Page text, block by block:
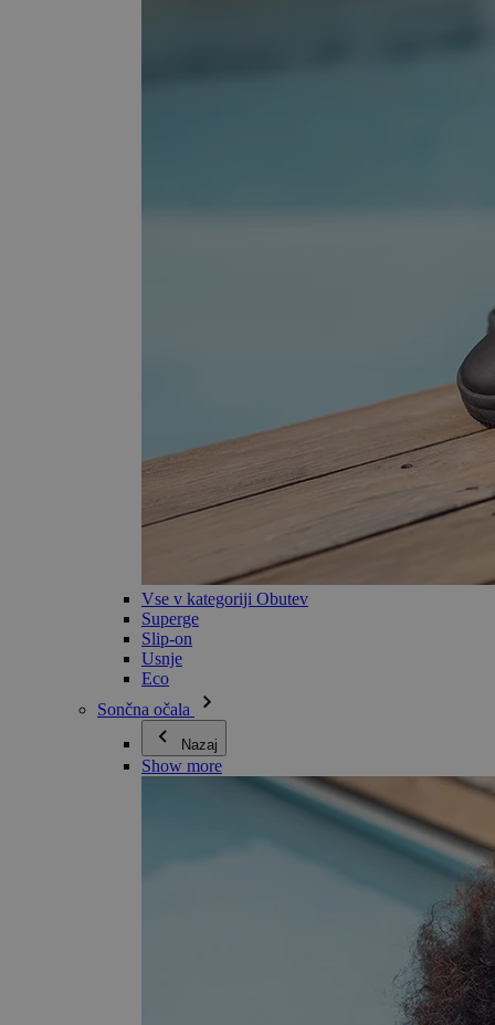
Vse v kategoriji Obutev
Superge
Slip-on
Usnje
Eco
Sončna očala
Nazaj
Show more